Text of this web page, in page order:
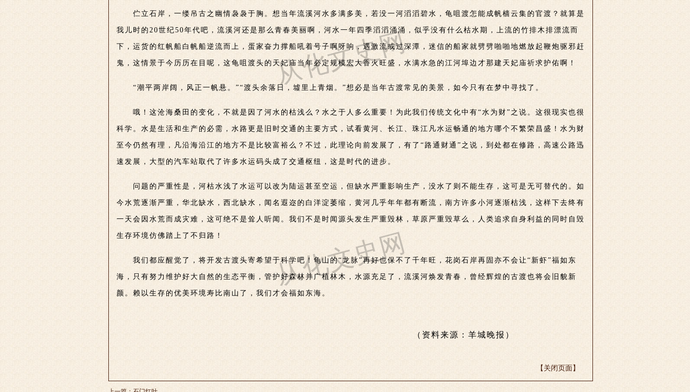
伫立石岸，一缕吊古之幽情袅袅于胸。想当年流溪河水多满多美，若没一河滔滔碧水，龟咀渡怎能成帆樯云集的官渡？就算是
我儿时的20世纪50年代吧，流溪河还是那么青春美丽啊，河水一年四季滔滔涌涌，似乎没有什么枯水期，上流的竹排木排漂流而
下，运货的红帆船白帆船逆流而上，蛋家奋力撑船吼着号子啊呀响，遇激流或过深潭，迷信的船家就劈劈啪啪地燃放起鞭炮驱邪赶
鬼，这情景于今历历在目呢，这龟咀渡头的天妃庙当年必定规模宏大香火旺盛，水满水急的江河埠边才那建天妃庙祈求护佑啊！
“潮平两岸阔，风正一帆悬。”“渡头余落日，墟里上青烟。”想必是当年古渡常见的美景，如今只有在梦中寻找了。
哦！这沧海桑田的变化，不就是因了河水的枯浅么？水之于人多么重要！为此我们传统文化中有“水为财”之说。这很现实也很
科学。水是生活和生产的必需，水路更是旧时交通的主要方式，试看黄河、长江、珠江凡水运畅通的地方哪个不繁荣昌盛！水为财
至今仍然有理，凡沿海沿江的地方不是比较富裕么？不过，此理论向前发展了，有了“路通财通”之说，到处都在修路，高速公路迅
速发展，大型的汽车站取代了许多水运码头成了交通枢纽，这是时代的进步。
问题的严重性是，河枯水浅了水运可以改为陆运甚至空运，但缺水严重影响生产，没水了则不能生存，这可是无可替代的。如
今水荒逐渐严重，华北缺水，西北缺水，闻名遐迩的白洋淀萎缩，黄河几乎年年都有断流，南方许多小河逐渐枯浅，这样下去终有
一天会因水荒而成灾难，这可绝不是耸人听闻。我们不是时闻源头发生严重毁林，草原严重毁草么，人类追求自身利益的同时自毁
生存环境仿佛踏上了不归路！
我们都应醒觉了，将开发古渡头寄希望于科学吧！龟山的“龙脉”再好也保不了千年旺，花岗石岸再固亦不会让“新虾”福如东
海，只有努力维护好大自然的生态平衡，管护好森林并广植林木，水源充足了，流溪河焕发青春，曾经辉煌的古渡也将会旧貌新
颜。赖以生存的 优美环境寿比南山了，我们才会福如东海。
（资料来源：羊城晚报）
从化文史网
从化文史网
【关闭页面】